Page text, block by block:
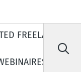
FREELANCERS
Rechercher